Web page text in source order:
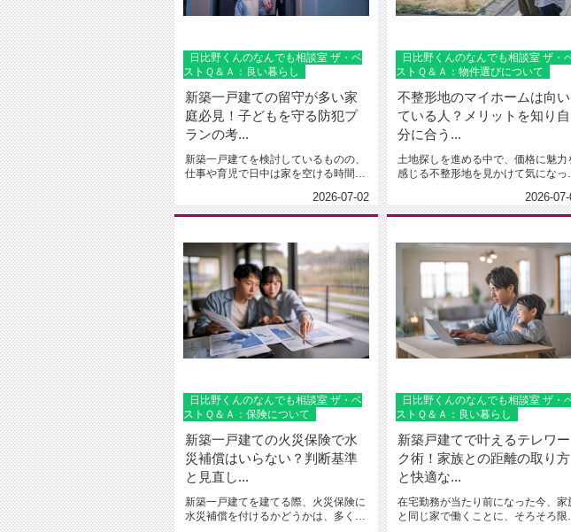
日比野くんのなんでも相談室 ザ・ベ
ストＱ＆Ａ：良い暮らし
新築一戸建ての留守が多い家
庭必見！子どもを守る防犯プ
ランの考...
新築一戸建てを検討しているものの、
仕事や育児で日中は家を空ける時間が
2026-07-02
日比野くんのなんでも相談室 ザ・
ストＱ＆Ａ：物件選びについて
不整形地のマイホームは向い
ている人？メリットを知り自
分に合う...
土地探しを進める中で、価格に魅力
感じる不整形地を見かけて気になっ
2026-
日比野くんのなんでも相談室 ザ・ベ
ストＱ＆Ａ：保険について
新築一戸建ての火災保険で水
災補償はいらない？判断基準
と見直し...
新築一戸建てを建てる際、火災保険に
水災補償を付けるかどうかは、多くの
日比野くんのなんでも相談室 ザ・
ストＱ＆Ａ：良い暮らし
新築戸建てで叶えるテレワー
ク術！家族との距離の取り方
と快適な...
在宅勤務が当たり前になった今、家
と同じ家で働くことに、そろそろ限